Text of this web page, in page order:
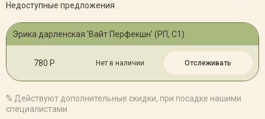
Недоступные предложения
Эрика дарленская 'Вайт Перфекшн' (РП, С1)
780 Р Нет в наличии Отслеживать
% Действуют дополнительные скидки, при посадке нашими
специалистами